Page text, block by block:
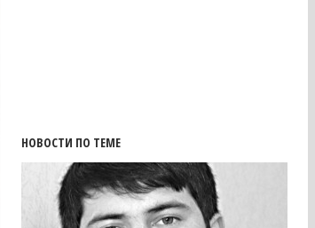
НОВОСТИ ПО ТЕМЕ